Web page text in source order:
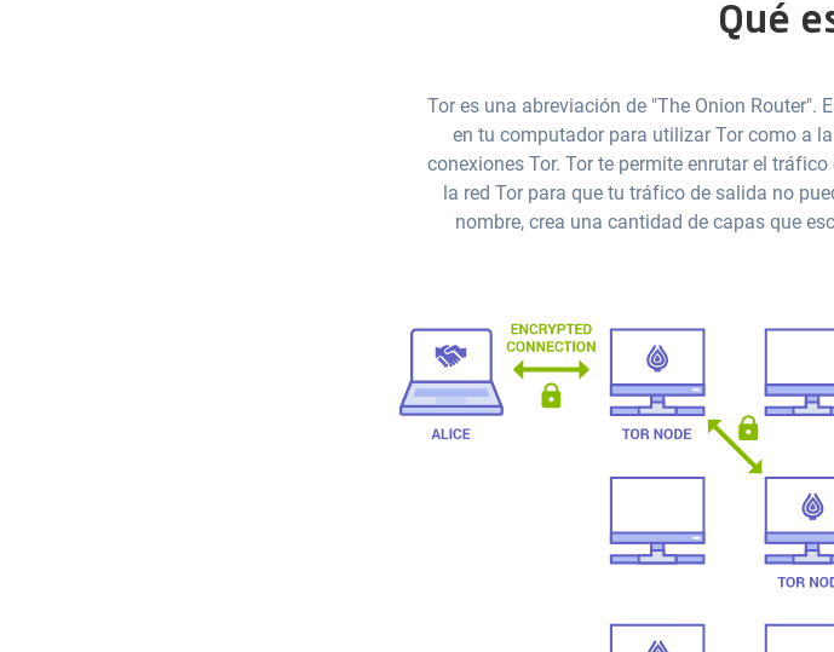
Qué
Tor es una abreviación de "The Onion
en tu computador para utilizar Tor como a
conexiones Tor. Tor te permite enrutar el
la red Tor para que tu tráfico de salida no
nombre, crea una cantidad de capas que